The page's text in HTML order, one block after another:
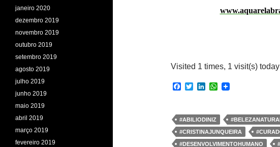
Visited 1 times, 1 visit(s) today
F
b
o
o
k
T
t
e
r
L
e
d
I
n
W
A
p
p
#ABILIODINIZ
#CRISTINAJUNQUEIRA
#DESENVOLVIMENTOHUMANO
janeiro 2020
dezembro 2019
novembro 2019
outubro 2019
setembro 2019
agosto 2019
julho 2019
junho 2019
maio 2019
abril 2019
março 2019
fevereiro 2019